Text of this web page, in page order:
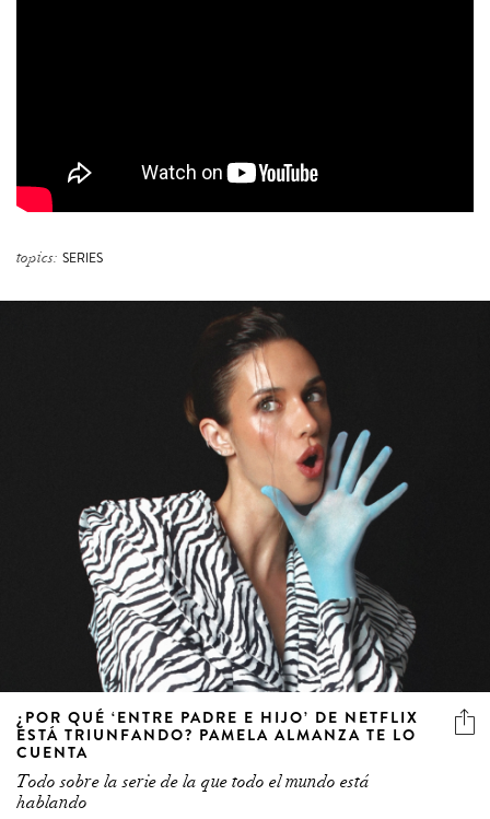
¿POR QUÉ ‘ENTRE PADRE E HIJO’ DE NETFLIX
ESTÁ TRIUNFANDO? PAMELA ALMANZA TE LO
CUENTA
Todo sobre la serie de la que todo el mundo está
hablando